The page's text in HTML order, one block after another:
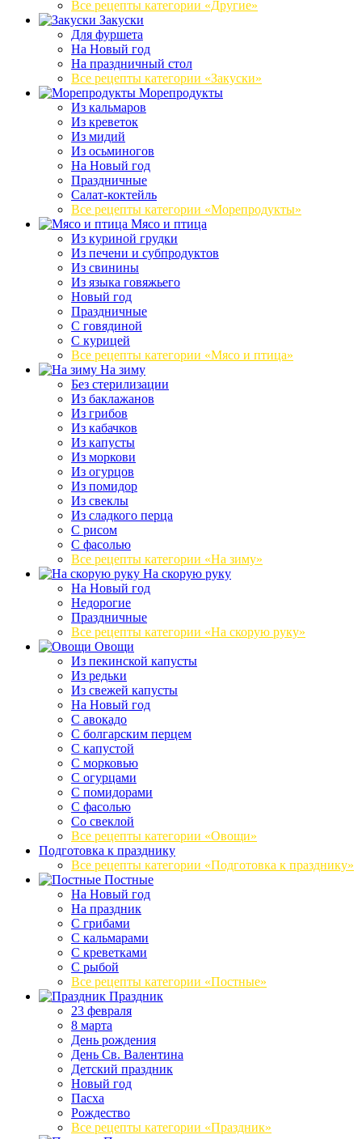
Все рецепты категории «Другие»
Закуски
Для фуршета
На Новый год
На праздничный стол
Все рецепты категории «Закуски»
Морепродукты
Из кальмаров
Из креветок
Из мидий
Из осьминогов
На Новый год
Праздничные
Салат-коктейль
Все рецепты категории «Морепродукты»
Мясо и птица
Из куриной грудки
Из печени и субпродуктов
Из свинины
Из языка говяжьего
Новый год
Праздничные
С говядиной
С курицей
Все рецепты категории «Мясо и птица»
На зиму
Без стерилизации
Из баклажанов
Из грибов
Из кабачков
Из капусты
Из моркови
Из огурцов
Из помидор
Из свеклы
Из сладкого перца
С рисом
С фасолью
Все рецепты категории «На зиму»
На скорую руку
На Новый год
Недорогие
Праздничные
Все рецепты категории «На скорую руку»
Овощи
Из пекинской капусты
Из редьки
Из свежей капусты
На Новый год
С авокадо
С болгарским перцем
С капустой
С морковью
С огурцами
С помидорами
С фасолью
Со свеклой
Все рецепты категории «Овощи»
Подготовка к празднику
Все рецепты категории «Подготовка к празднику»
Постные
На Новый год
На праздник
С грибами
С кальмарами
С креветками
С рыбой
Все рецепты категории «Постные»
Праздник
23 февраля
8 марта
День рождения
День Св. Валентина
Детский праздник
Новый год
Пасха
Рождество
Все рецепты категории «Праздник»